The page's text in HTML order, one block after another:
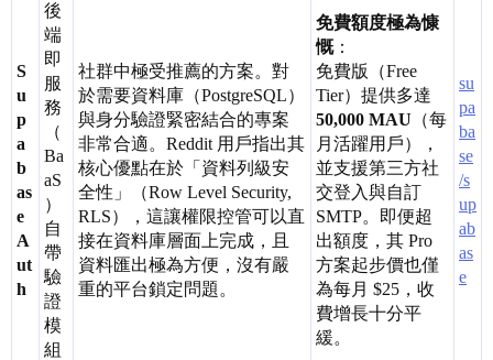
S
u
p
a
b
as
e
A
ut
h
後
端
即
服
務
（
Ba
aS
）
自
帶
驗
證
模
組
社群中極受推薦的方案。對
於需要資料庫（PostgreSQL）
與身分驗證緊密結合的專案
非常合適。Reddit 用戶指出其
核心優點在於「資料列級安
全性」（Row Level Security,
RLS），這讓權限控管可以直
接在資料庫層面上完成，且
資料匯出極為方便，沒有嚴
重的平台鎖定問題。
免費額度極為慷
慨：
免費版（Free
Tier）提供多達
50,000 MAU （每
月活躍用戶），
並支援第三方社
交登入與自訂
SMTP。即便超
出額度，其 Pro
方案起步價也僅
為每月 $25，收
費增長十分平
緩。
su
pa
ba
se
/s
up
ab
as
e